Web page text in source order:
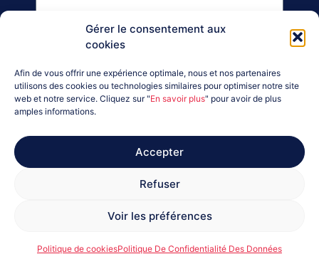
Gérer le consentement aux
cookies
Afin de vous offrir une expérience optimale, nous et nos partenaires
utilisons des cookies ou technologies similaires pour optimiser notre site
web et notre service. Cliquez sur "En savoir plus" pour avoir de plus
amples informations.
Accepter
Refuser
Voir les préférences
Politique de cookiesPolitique De Confidentialité Des Données
Se souvenir de moi
Connexion
Mentions Légales